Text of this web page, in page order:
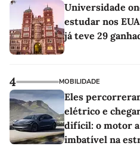
Universidade
estudar nos
já teve 29
4 MOBILIDADE
Eles
elétrico e
difícil: o motor
imbatível na